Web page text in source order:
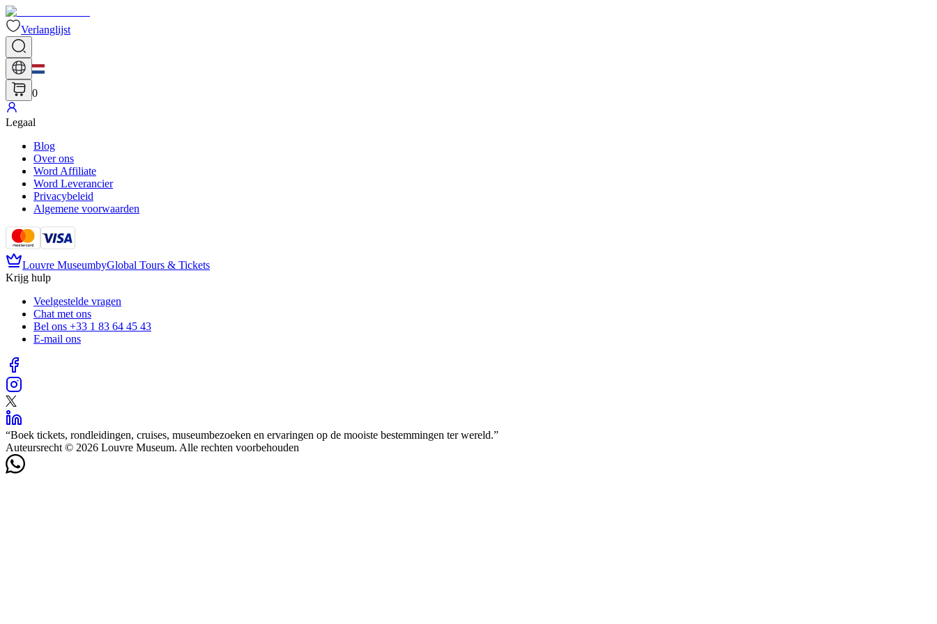
Verlanglijst
0
Legaal
Blog
Over ons
Word Affiliate
Word Leverancier
Privacybeleid
Algemene voorwaarden
Louvre MuseumbyGlobal Tours & Tickets
Krijg hulp
Veelgestelde vragen
Chat met ons
Bel ons +33 1 83 64 45 43
E-mail ons
“Boek tickets, rondleidingen, cruises, museumbezoeken en ervaringen op de mooiste bestemmingen ter wereld.”
Auteursrecht © 2026 Louvre Museum. Alle rechten voorbehouden